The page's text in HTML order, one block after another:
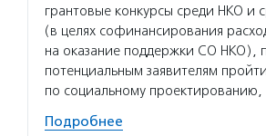
грантовые конкурсы среди НКО и
(в целях софинансирования
на оказание поддержки СО НКО),
потенциальным заявителям
по социальному проектированию,
Подробнее